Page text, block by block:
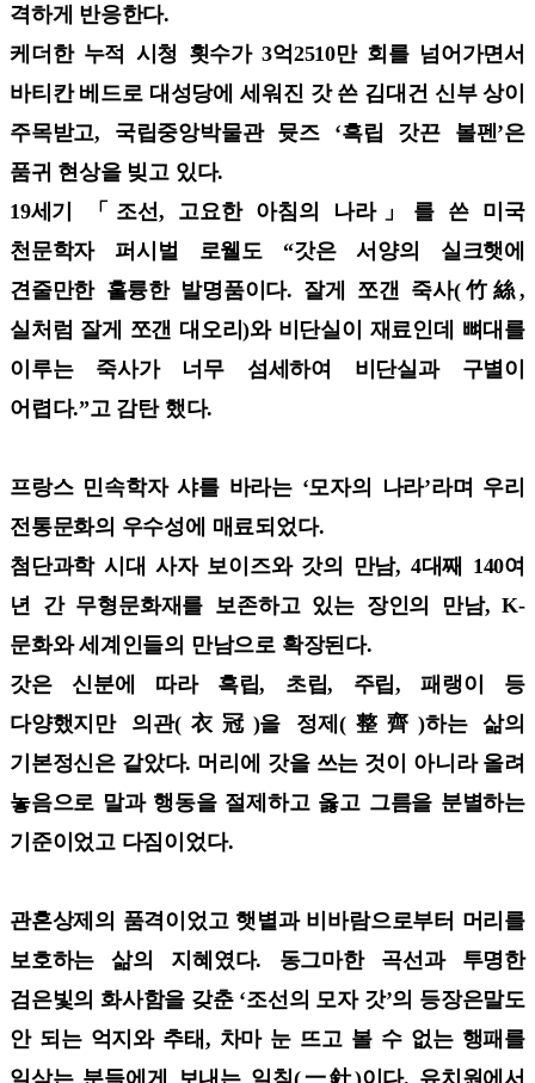
격하게 반응한다.
케더한 누적 시청 횟수가 3억2510만 회를 넘어가면서
바티칸 베드로 대성당에 세워진 갓 쓴 김대건 신부 상이
주목받고, 국립중앙박물관 뮷즈 ‘흑립 갓끈 볼펜’은
품귀 현상을 빚고 있다.
19세기 「조선, 고요한 아침의 나라」를 쓴 미국
천문학자 퍼시벌 로웰도 “갓은 서양의 실크햇에
견줄만한 훌륭한 발명품이다. 잘게 쪼갠 죽사(竹絲,
실처럼 잘게 쪼갠 대오리)와 비단실이 재료인데 뼈대를
이루는 죽사가 너무 섬세하여 비단실과 구별이
어렵다.”고 감탄 했다.
프랑스 민속학자 샤를 바라는 ‘모자의 나라’라며 우리
전통문화의 우수성에 매료되었다.
첨단과학 시대 사자 보이즈와 갓의 만남, 4대째 140여
년 간 무형문화재를 보존하고 있는 장인의 만남, K-
문화와 세계인들의 만남으로 확장된다.
갓은 신분에 따라 흑립, 초립, 주립, 패랭이 등
다양했지만 의관(衣冠)을 정제(整齊)하는 삶의
기본정신은 같았다. 머리에 갓을 쓰는 것이 아니라 올려
놓음으로 말과 행동을 절제하고 옳고 그름을 분별하는
기준이었고 다짐이었다.
관혼상제의 품격이었고 햇볕과 비바람으로부터 머리를
보호하는 삶의 지혜였다. 동그마한 곡선과 투명한
검은빛의 화사함을 갖춘 ‘조선의 모자 갓’의 등장은말도
안 되는 억지와 추태, 차마 눈 뜨고 볼 수 없는 행패를
일삼는 분들에게 보내는 일침(一針)이다. 유치원에서